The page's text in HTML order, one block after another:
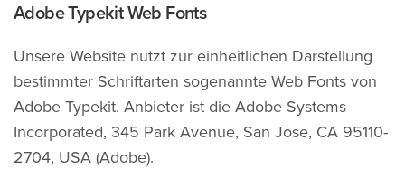
Adobe Typekit Web Fonts
Unsere Website nutzt zur einheitlichen Darstellung
bestimmter Schriftarten sogenannte Web Fonts von
Adobe Typekit. Anbieter ist die Adobe Systems
Incorporated, 345 Park Avenue, San Jose, CA 95110-
2704, USA (Adobe).